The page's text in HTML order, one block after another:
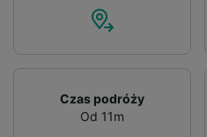
Czas podróży
Od 11m